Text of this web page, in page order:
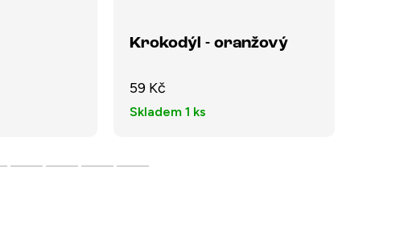
Krokodýl - oranžový
59 Kč
Skladem 1 ks